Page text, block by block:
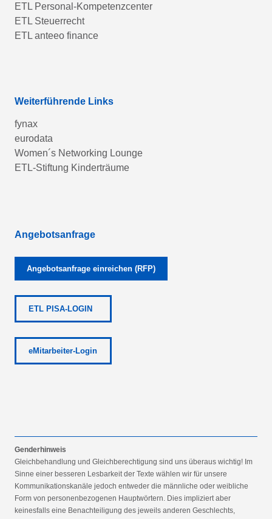
ETL Personal-Kompetenzcenter
ETL Steuerrecht
ETL anteeo finance
Weiterführende Links
fynax
eurodata
Women´s Networking Lounge
ETL-Stiftung Kinderträume
Angebotsanfrage
Angebotsanfrage einreichen (RFP)
ETL PISA-LOGIN
eMitarbeiter-Login
Genderhinweis
Gleichbehandlung und Gleichberechtigung sind uns überaus wichtig! Im
Sinne einer besseren Lesbarkeit der Texte wählen wir für unsere
Kommunikationskanäle jedoch entweder die männliche oder weibliche
Form von personenbezogenen Hauptwörtern. Dies impliziert aber
keinesfalls eine Benachteiligung des jeweils anderen Geschlechts,